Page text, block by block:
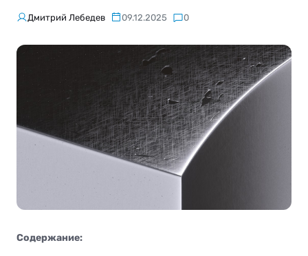
Дмитрий Лебедев 09.12.2025 0
Содержание: